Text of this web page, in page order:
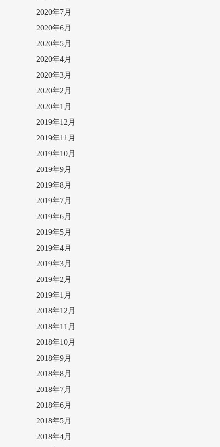
2020年7月
2020年6月
2020年5月
2020年4月
2020年3月
2020年2月
2020年1月
2019年12月
2019年11月
2019年10月
2019年9月
2019年8月
2019年7月
2019年6月
2019年5月
2019年4月
2019年3月
2019年2月
2019年1月
2018年12月
2018年11月
2018年10月
2018年9月
2018年8月
2018年7月
2018年6月
2018年5月
2018年4月